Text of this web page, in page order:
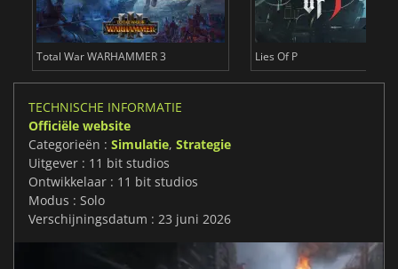
Total War WARHAMMER 3 Lies Of P
TECHNISCHE INFORMATIE
Officiële website
Categorieën : Simulatie, Strategie
Uitgever : 11 bit studios
Ontwikkelaar : 11 bit studios
Modus : Solo
Verschijningsdatum : 23 juni 2026